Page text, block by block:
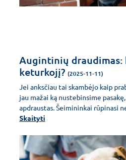
Augintinių draudimas:
keturkojį? (2025-11-11)
Jei anksčiau tai skambėjo kaip
jau mažai ką nustebinsime
apdraustas. Šeimininkai rūpinasi
Skaityti